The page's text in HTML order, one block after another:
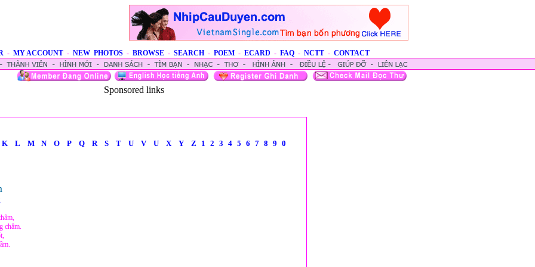
- MY ACCOUNT - NEW PHOTOS - BROWSE - SEARCH - POEM - ECARD - FAQ - NCTT - CONTACT
Sponsored links
K L M N O P Q R S T U V U X Y Z 1 2 3 4 5 6 7 8 9 0
châm.